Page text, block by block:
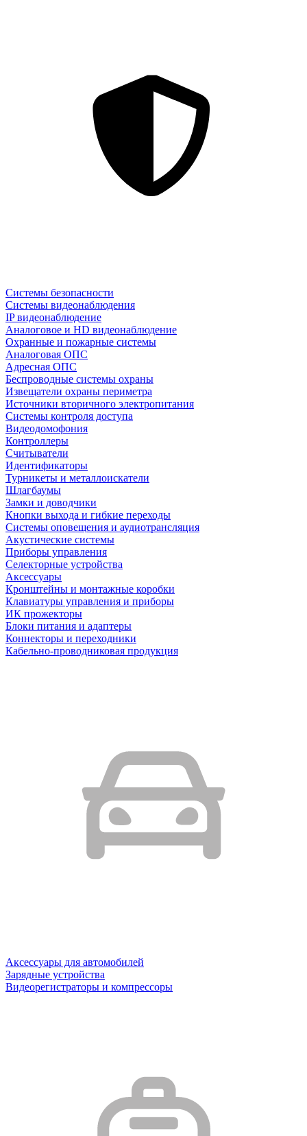
Системы безопасности
Системы видеонаблюдения
IP видеонаблюдение
Аналоговое и HD видеонаблюдение
Охранные и пожарные системы
Аналоговая ОПС
Адресная ОПС
Беспроводные системы охраны
Извещатели охраны периметра
Источники вторичного электропитания
Системы контроля доступа
Видеодомофония
Контроллеры
Считыватели
Идентификаторы
Турникеты и металлоискатели
Шлагбаумы
Замки и доводчики
Кнопки выхода и гибкие переходы
Системы оповещения и аудиотрансляция
Акустические системы
Приборы управления
Селекторные устройства
Аксессуары
Кронштейны и монтажные коробки
Клавиатуры управления и приборы
ИК прожекторы
Блоки питания и адаптеры
Коннекторы и переходники
Кабельно-проводниковая продукция
Аксессуары для автомобилей
Зарядные устройства
Видеорегистраторы и компрессоры